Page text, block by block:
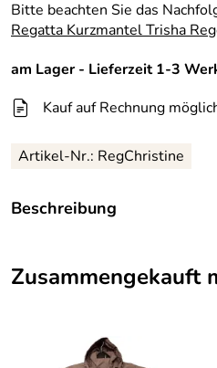
Bitte beachten Sie das
Regatta Kurzmantel Trisha
am Lager - Lieferzeit 1-3
Kauf auf Rechnung
Artikel-Nr.: RegChristine
Beschreibung
Wunderschöne, klassische
längere Form - Kurzmantel
- Kapuze
Zusammengekauft